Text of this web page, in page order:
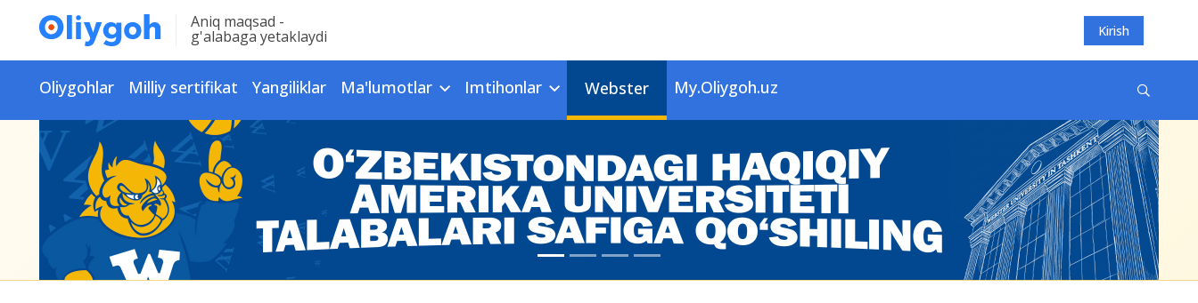
Aniq maqsad -
g'alabaga yetaklaydi Kirish
Oliygohlar Milliy sertifikat Yangiliklar Ma'lumotlar Imtihonlar Webster My.Oliygoh.uz